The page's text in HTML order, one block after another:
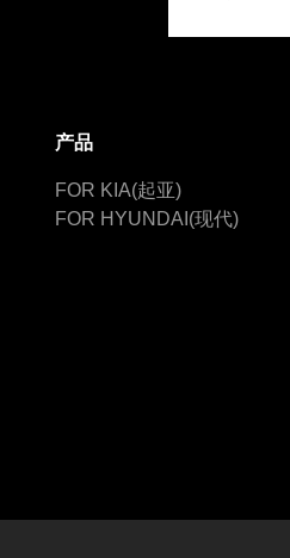
产品
FOR KIA(起亚)
FOR HYUNDAI(现代)